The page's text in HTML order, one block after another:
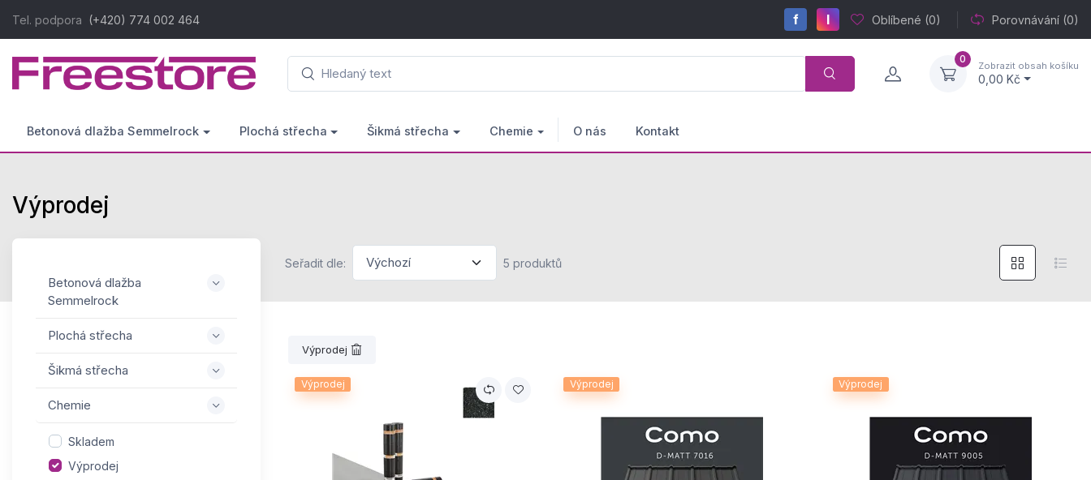
Tel. podpora (+420) 774 002 464 f I Oblíbené (0) Porovnávání (0)
0
Zobrazit obsah košíku
0,00 Kč
Betonová dlažba Semmelrock Plochá střecha Šikmá střecha Chemie O nás Kontakt
Výprodej
Betonová dlažba
Semmelrock
Plochá střecha
Šikmá střecha
Chemie
Skladem
Výprodej
Seřadit dle: 5 produktů
Výprodej
Výprodej Výprodej Výprodej